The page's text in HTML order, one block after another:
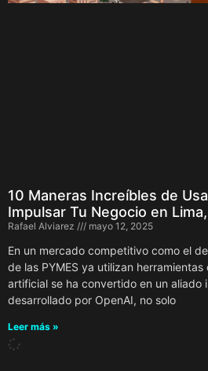
10 Maneras Increíbles de
Impulsar Tu Negocio en
Rafael Alviarez mayo 12, 2025
En un mercado competitivo como el
de las PYMES ya utilizan
artificial se ha convertido en un aliado
desarrollado por OpenAI, no solo
Leer más »